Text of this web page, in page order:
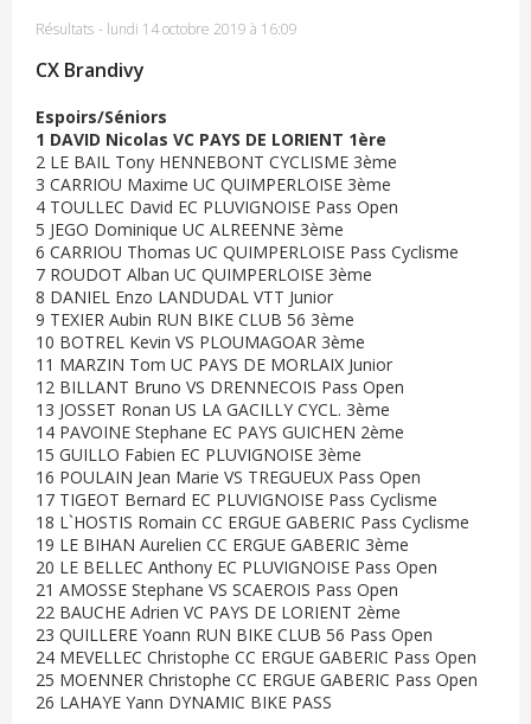
Résultats - lundi 14 octobre 2019 à 16:09
CX Brandivy
Espoirs/Séniors
1 DAVID Nicolas VC PAYS DE LORIENT 1ère
2 LE BAIL Tony HENNEBONT CYCLISME 3ème
3 CARRIOU Maxime UC QUIMPERLOISE 3ème
4 TOULLEC David EC PLUVIGNOISE Pass Open
5 JEGO Dominique UC ALREENNE 3ème
6 CARRIOU Thomas UC QUIMPERLOISE Pass Cyclisme
7 ROUDOT Alban UC QUIMPERLOISE 3ème
8 DANIEL Enzo LANDUDAL VTT Junior
9 TEXIER Aubin RUN BIKE CLUB 56 3ème
10 BOTREL Kevin VS PLOUMAGOAR 3ème
11 MARZIN Tom UC PAYS DE MORLAIX Junior
12 BILLANT Bruno VS DRENNECOIS Pass Open
13 JOSSET Ronan US LA GACILLY CYCL. 3ème
14 PAVOINE Stephane EC PAYS GUICHEN 2ème
15 GUILLO Fabien EC PLUVIGNOISE 3ème
16 POULAIN Jean Marie VS TREGUEUX Pass Open
17 TIGEOT Bernard EC PLUVIGNOISE Pass Cyclisme
18 L`HOSTIS Romain CC ERGUE GABERIC Pass Cyclisme
19 LE BIHAN Aurelien CC ERGUE GABERIC 3ème
20 LE BELLEC Anthony EC PLUVIGNOISE Pass Open
21 AMOSSE Stephane VS SCAEROIS Pass Open
22 BAUCHE Adrien VC PAYS DE LORIENT 2ème
23 QUILLERE Yoann RUN BIKE CLUB 56 Pass Open
24 MEVELLEC Christophe CC ERGUE GABERIC Pass Open
25 MOENNER Christophe CC ERGUE GABERIC Pass Open
26 LAHAYE Yann DYNAMIC BIKE PASS